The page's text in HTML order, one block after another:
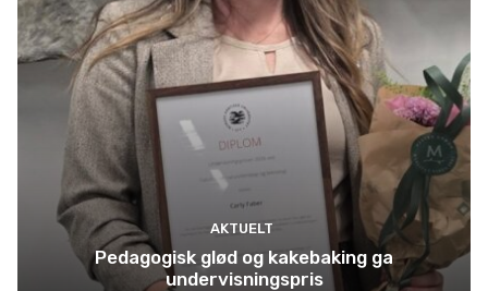
AKTUELT
Pedagogisk glød og kakebaking ga
undervisningspris